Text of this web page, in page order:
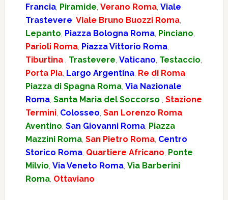
Francia, Piramide, Verano Roma, Viale
Trastevere, Viale Bruno Buozzi Roma,
Lepanto, Piazza Bologna Roma, Pinciano,
Parioli Roma, Piazza Vittorio Roma,
Tiburtina , Trastevere, Vaticano, Testaccio,
Porta Pia, Largo Argentina, Re di Roma,
Piazza di Spagna Roma, Via Nazionale
Roma, Santa Maria del Soccorso , Stazione
Termini, Colosseo, San Lorenzo Roma,
Aventino, San Giovanni Roma, Piazza
Mazzini Roma, San Pietro Roma, Centro
Storico Roma, Quartiere Africano, Ponte
Milvio, Via Veneto Roma, Via Barberini
Roma, Ottaviano